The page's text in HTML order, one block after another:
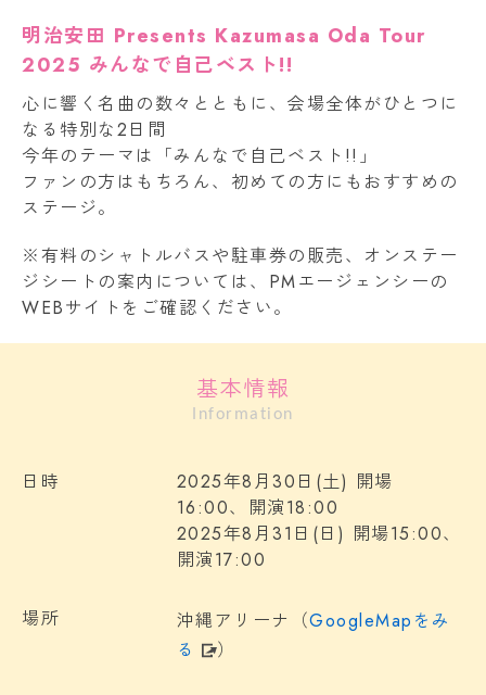
明治安田 Presents Kazumasa Oda Tour
2025 みんなで自己ベスト!!
心に響く名曲の数々とともに、会場全体がひとつに
なる特別な2日間
今年のテーマは「みんなで自己ベスト!!」
ファンの方はもちろん、初めての方にもおすすめの
ステージ。
※有料のシャトルバスや駐車券の販売、オンステー
ジシートの案内については、PMエージェンシーの
WEBサイトをご確認ください。
基本情報
Information
日時
2025年8月30日(土) 開場
16:00、開演18:00
2025年8月31日(日) 開場15:00、
開演17:00
場所 沖縄アリーナ（GoogleMapをみ
る
）